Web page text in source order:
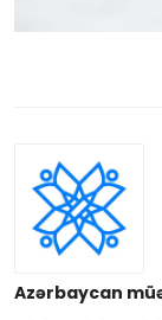
Azərbaycan